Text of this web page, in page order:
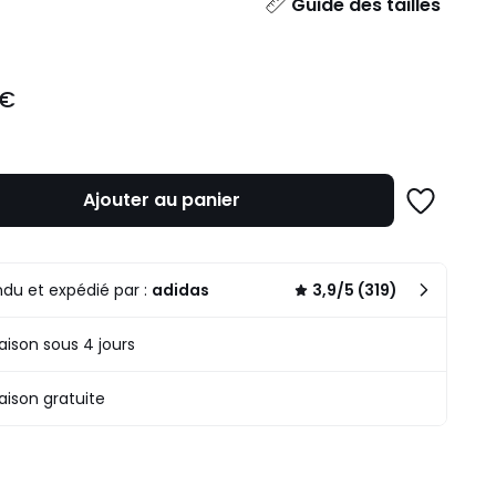
Ajouter au panier
Ajouter
et expédié par : adidas 3,9/5 (319)
sous 4 jours
gratuite